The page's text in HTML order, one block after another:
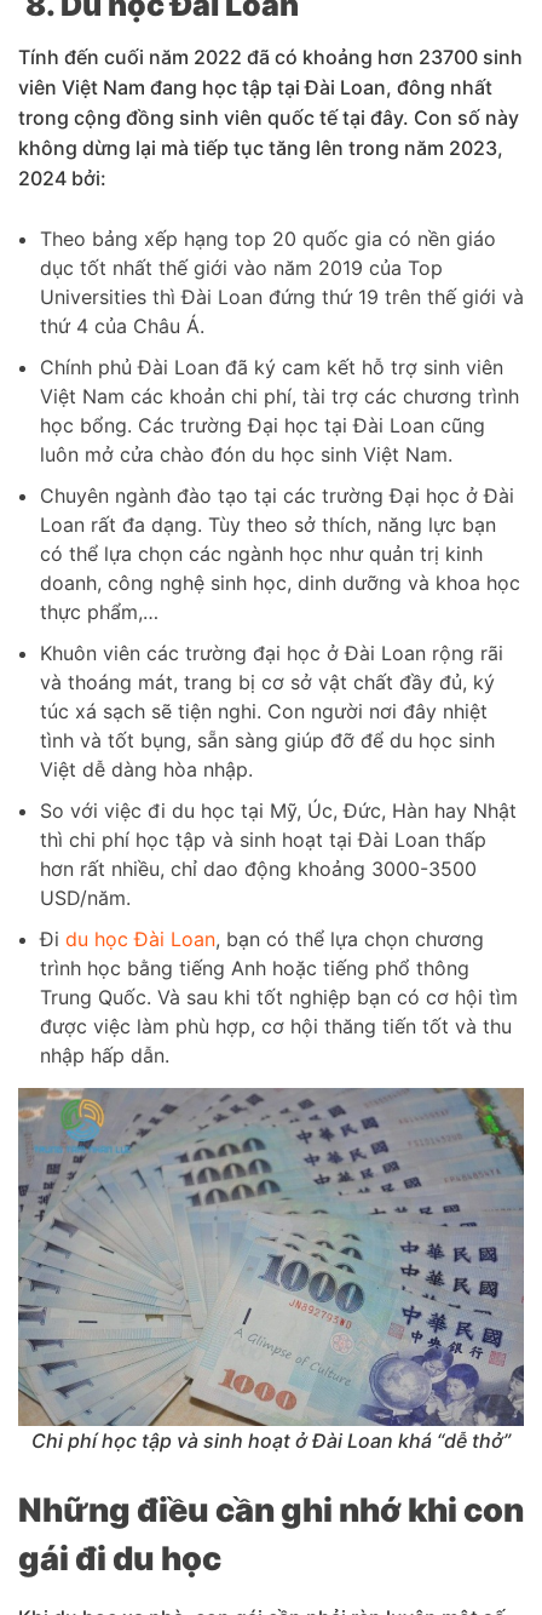
Tính đến cuối năm 2022 đã có khoảng hơn 23700 sinh
viên Việt Nam đang học tập tại Đài Loan, đông nhất
trong cộng đồng sinh viên quốc tế tại đây. Con số này
không dừng lại mà tiếp tục tăng lên trong năm 2023,
2024 bởi:
Theo bảng xếp hạng top 20 quốc gia có nền giáo
dục tốt nhất thế giới vào năm 2019 của Top
Universities thì Đài Loan đứng thứ 19 trên thế giới và
thứ 4 của Châu Á.
Chính phủ Đài Loan đã ký cam kết hỗ trợ sinh viên
Việt Nam các khoản chi phí, tài trợ các chương trình
học bổng. Các trường Đại học tại Đài Loan cũng
luôn mở cửa chào đón du học sinh Việt Nam.
Chuyên ngành đào tạo tại các trường Đại học ở Đài
Loan rất đa dạng. Tùy theo sở thích, năng lực bạn
có thể lựa chọn các ngành học như quản trị kinh
doanh, công nghệ sinh học, dinh dưỡng và khoa học
thực phẩm,…
Khuôn viên các trường đại học ở Đài Loan rộng rãi
và thoáng mát, trang bị cơ sở vật chất đầy đủ, ký
túc xá sạch sẽ tiện nghi. Con người nơi đây nhiệt
tình và tốt bụng, sẵn sàng giúp đỡ để du học sinh
Việt dễ dàng hòa nhập.
So với việc đi du học tại Mỹ, Úc, Đức, Hàn hay Nhật
thì chi phí học tập và sinh hoạt tại Đài Loan thấp
hơn rất nhiều, chỉ dao động khoảng 3000-3500
USD/năm.
Đi du học Đài Loan, bạn có thể lựa chọn chương
trình học bằng tiếng Anh hoặc tiếng phổ thông
Trung Quốc. Và sau khi tốt nghiệp bạn có cơ hội tìm
được việc làm phù hợp, cơ hội thăng tiến tốt và thu
nhập hấp dẫn.
Chi phí học tập và sinh hoạt ở Đài Loan khá “dễ thở”
Những điều cần ghi nhớ khi con
gái đi du học